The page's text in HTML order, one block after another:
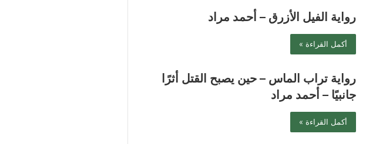
رواية الفيل الأزرق – أحمد مراد
أكمل القراءة »
رواية تراب الماس – حين يصبح القتل أثرًا
جانبيًا – أحمد مراد
أكمل القراءة »